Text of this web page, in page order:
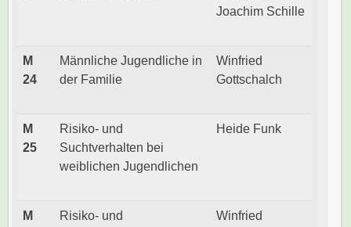
Joachim Schille
M
24
Männliche Jugendliche in
der Familie
Winfried
Gottschalch
M
25
Risiko- und
Suchtverhalten bei
weiblichen Jugendlichen
Heide Funk
M Risiko- und Winfried